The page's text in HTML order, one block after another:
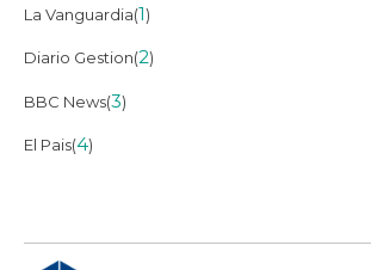
La Vanguardia(1)
Diario Gestion(2)
BBC News(3)
El Pais(4)